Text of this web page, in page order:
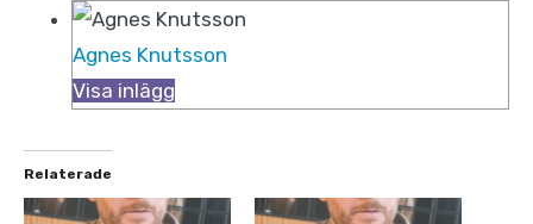
Agnes Knutsson
Visa inlägg
Relaterade